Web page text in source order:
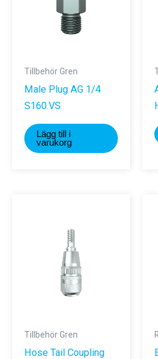
Tillbehör Gren
Male Plug AG 1/4
S160.VS
Lägg till i
varukorg
Tillbehör Gren
Hose Tail Coupling